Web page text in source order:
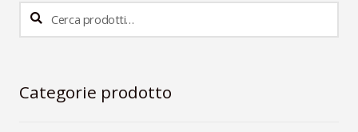
Cerca:
Cerca
Categorie prodotto